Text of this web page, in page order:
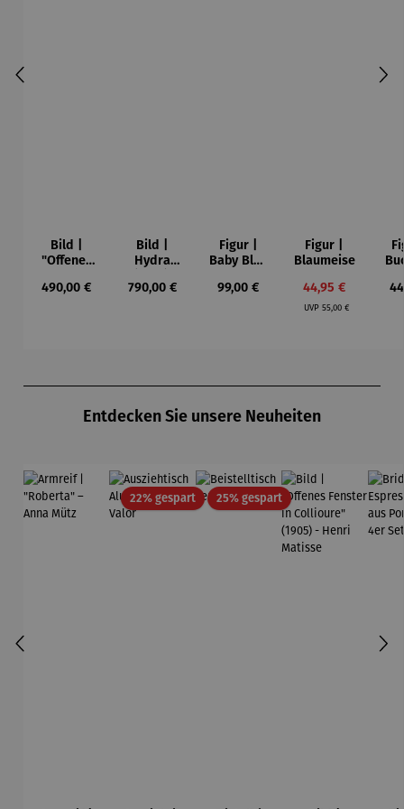
Bild |
"Offenes
Collioure"
Regulärer Preis:
490,00 €
Bild |
Hydra
gerahmt –
Regulärer Preis:
790,00 €
Figur |
Baby Blue
Britto
Regulärer Preis:
99,00 €
Figur |
Blaumeise
Verkaufspreis:
44,95 €
UVP Regulärer Preis:
55,00 €
Entdecken Sie unsere Neuheiten
22% gespartRabatt25% gespartRabatt